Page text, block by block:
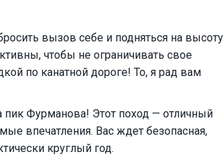
вызов себе и подняться на высоту
чтобы не ограничивать свое
по канатной дороге! То, я рад вам
Фурманова! Этот поход — отличный
впечатления. Вас ждет безопасная,
круглый год.